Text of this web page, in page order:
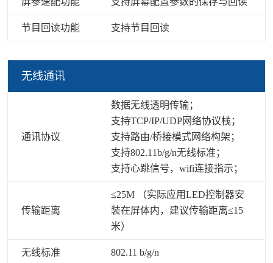
节目回读功能 支持节目回读
无线通讯
通讯协议
数据无线透明传输；
支持TCP/IP/UDP网络协议栈；
支持路由/桥接模式网络构架；
支持802.11b/g/n无线标准；
支持心跳信号，wifi连接指示；
传输距离
≤25M （实际应用LED控制器安
装在屏体内，建议传输距离≤15
米）
无线标准 802.11 b/g/n